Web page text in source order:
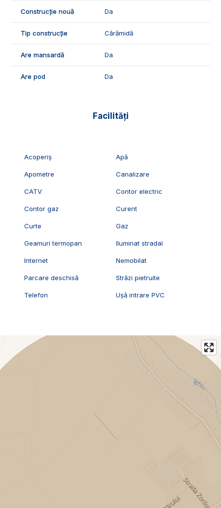
Construcție nouă Da
Tip construcție Cărămidă
Are mansardă Da
Are pod Da
Facilități
Acoperiș Apă
Apometre Canalizare
CATV Contor electric
Contor gaz Curent
Curte Gaz
Geamuri termopan Iluminat stradal
Internet Nemobilat
Parcare deschisă Străzi pietruite
Telefon Ușă intrare PVC